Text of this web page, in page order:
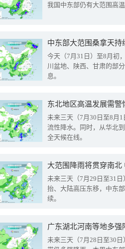
我国中东部仍有大范围高
中东部大范围桑拿天
今天（7月31日）至8月初
川盆地、陕西、甘肃的部
息。
东北地区高温发展需
未来三天（7月30日至8月
流性降水。同时，从华北
全天候在线。
大范围降雨将贯穿南
未来三天（7月29日至31
抬、大陆高压东移，中东
续。
广东湖北河南等地多
未来三天（7月28日至30